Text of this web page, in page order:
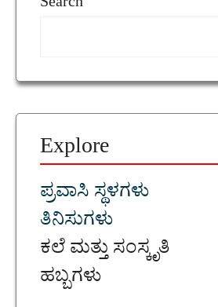
Explore
ಪ್ರವಾಸಿ ಸ್ಥಳಗಳು
ತಿನಿಸುಗಳು
ಕಲೆ ಮತ್ತು ಸಂಸ್ಕೃತಿ
ಹಬ್ಬಗಳು